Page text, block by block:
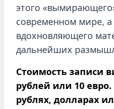
этого
современном мире,
вдохновляющего
дальнейших
Стоимость записи
рублей или 10
рублях, долларах